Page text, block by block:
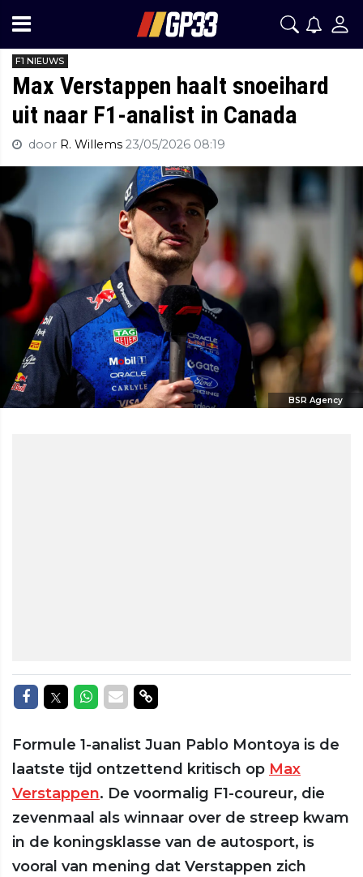
F1 NIEUWS
Max Verstappen haalt snoeihard
uit naar F1-analist in Canada
door R. Willems 23/05/2026 08:19
BSR Agency
Delen op Facebook
Delen op Twitter
Delen op Whatsapp
Delen via Mail
Delen via link
Formule 1-analist Juan Pablo Montoya is de
laatste tijd ontzettend kritisch op Max
Verstappen. De voormalig F1-coureur, die
zevenmaal als winnaar over de streep kwam
in de koningsklasse van de autosport, is
vooral van mening dat Verstappen zich